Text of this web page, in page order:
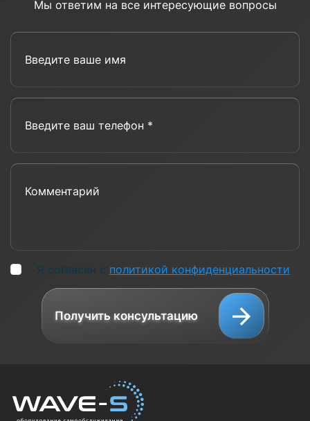
Мы ответим на все интересующие вопросы
Я согласен с политикой конфиденциальности
Получить консультацию